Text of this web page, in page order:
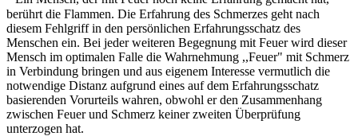
berührt die Flammen. Die Erfahrung des Schmerzes geht nach
diesem Fehlgriff in den persönlichen Erfahrungsschatz des
Menschen ein. Bei jeder weiteren Begegnung mit Feuer wird dieser
Mensch im optimalen Falle die Wahrnehmung ,,Feuer" mit Schmerz
in Verbindung bringen und aus eigenem Interesse vermutlich die
notwendige Distanz aufgrund eines auf dem Erfahrungsschatz
basierenden Vorurteils wahren, obwohl er den Zusammenhang
zwischen Feuer und Schmerz keiner zweiten Überprüfung
unterzogen hat.